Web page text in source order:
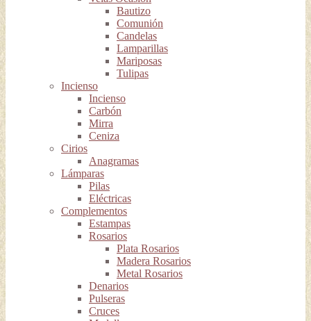
Bautizo
Comunión
Candelas
Lamparillas
Mariposas
Tulipas
Incienso
Incienso
Carbón
Mirra
Ceniza
Cirios
Anagramas
Lámparas
Pilas
Eléctricas
Complementos
Estampas
Rosarios
Plata Rosarios
Madera Rosarios
Metal Rosarios
Denarios
Pulseras
Cruces